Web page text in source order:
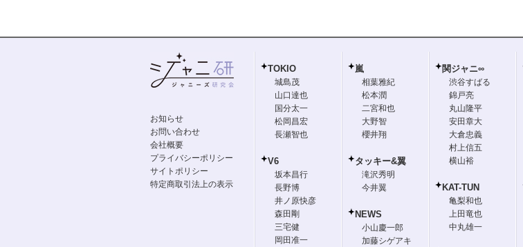
お知らせ
お問い合わせ
会社概要
プライバシーポリシー
サイトポリシー
特定商取引法上の表示
TOKIO
城島茂
山口達也
国分太一
松岡昌宏
長瀬智也
V6
坂本昌行
長野博
井ノ原快彦
森田剛
三宅健
岡田准一
嵐
相葉雅紀
松本潤
二宮和也
大野智
櫻井翔
タッキー&翼
滝沢秀明
今井翼
NEWS
小山慶一郎
加藤シゲアキ
関ジャニ∞
渋谷すばる
錦戸亮
丸山隆平
安田章大
大倉忠義
村上信五
横山裕
KAT-TUN
亀梨和也
上田竜也
中丸雄一